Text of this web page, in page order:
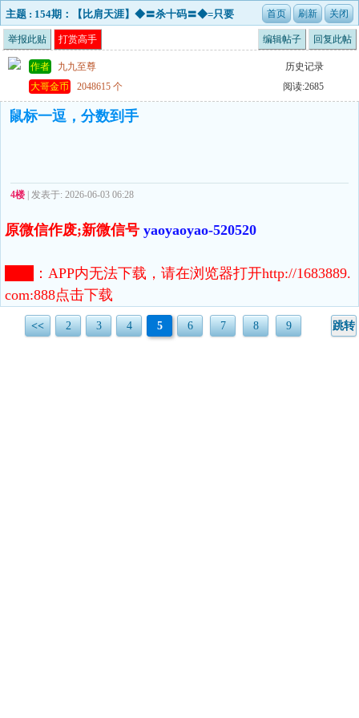
主题 : 154期：【比肩天涯】◆〓杀十码〓◆=只要
敢拼搏 没有不可能
举报此贴 打赏高手 编辑帖子 回复此帖
作者 九九至尊
历史记录
大哥金币
2048615 个 阅读:2685
鼠标一逗，分数到手
4楼 | 发表于: 2026-06-03 06:28
原微信作废;新微信号 yaoyaoyao-520520
： APP内无法下载，请在浏览器打开http://1683889.
com:888点击下载
<< 2 3 4 5 6 7 8 9 跳转